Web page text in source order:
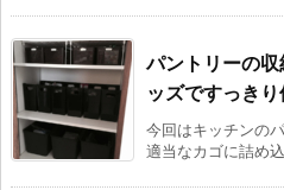
パントリーの
ッズですっきり
今回はキッチンの
適当なカゴに詰め